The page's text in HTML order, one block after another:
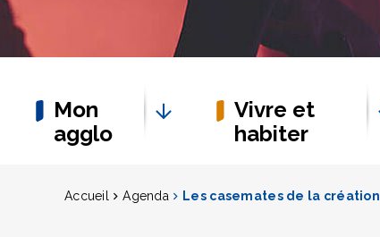
Mon
agglo
Vivre et
habiter
Accueil Agenda Les casemates de la création